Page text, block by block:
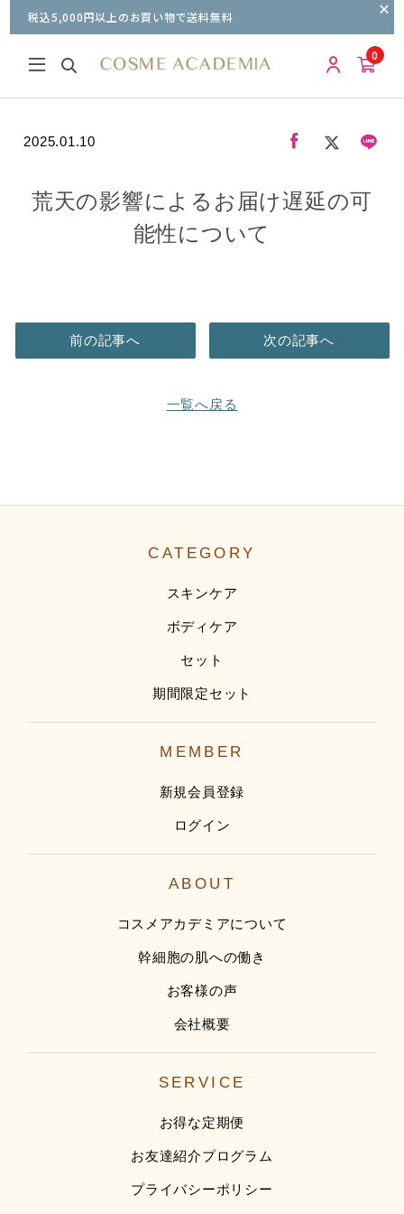
税込5,000円以上のお買い物で送料無料
0
2025.01.10
荒天の影響によるお届け遅延の可
能性について
前の記事へ
一覧へ戻る
次の記事へ
CATEGORY
スキンケア
ボディケア
セット
期間限定セット
MEMBER
新規会員登録
ログイン
ABOUT
コスメアカデミアについて
幹細胞の肌への働き
お客様の声
会社概要
SERVICE
お得な定期便
お友達紹介プログラム
プライバシーポリシー